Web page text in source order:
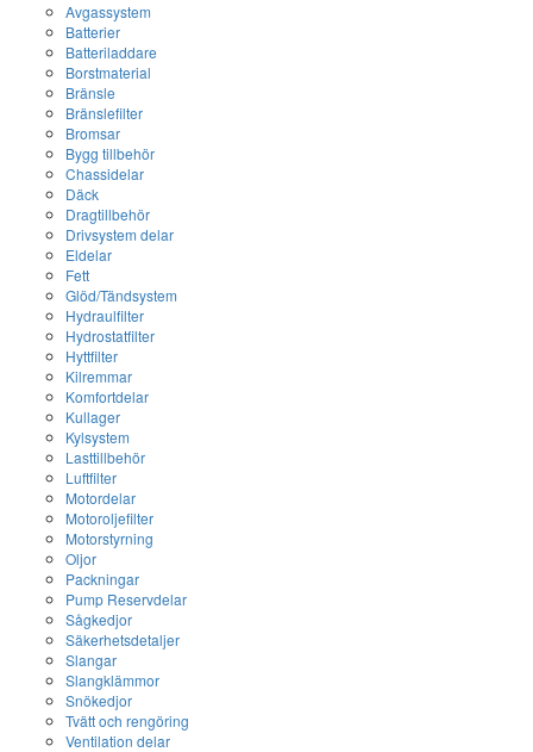
Avgassystem
Batterier
Batteriladdare
Borstmaterial
Bränsle
Bränslefilter
Bromsar
Bygg tillbehör
Chassidelar
Däck
Dragtillbehör
Drivsystem delar
Eldelar
Fett
Glöd/Tändsystem
Hydraulfilter
Hydrostatfilter
Hyttfilter
Kilremmar
Komfortdelar
Kullager
Kylsystem
Lasttillbehör
Luftfilter
Motordelar
Motoroljefilter
Motorstyrning
Oljor
Packningar
Pump Reservdelar
Sågkedjor
Säkerhetsdetaljer
Slangar
Slangklämmor
Snökedjor
Tvätt och rengöring
Ventilation delar